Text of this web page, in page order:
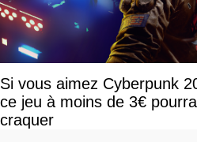
Si vous aimez Cyberpunk
ce jeu à moins de 3€
craquer